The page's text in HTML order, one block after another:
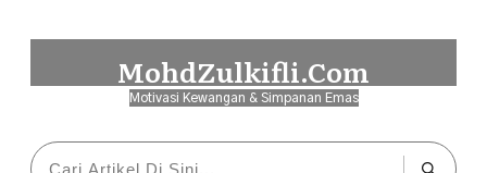
MohdZulkifli.Com
Motivasi Kewangan & Simpanan Emas